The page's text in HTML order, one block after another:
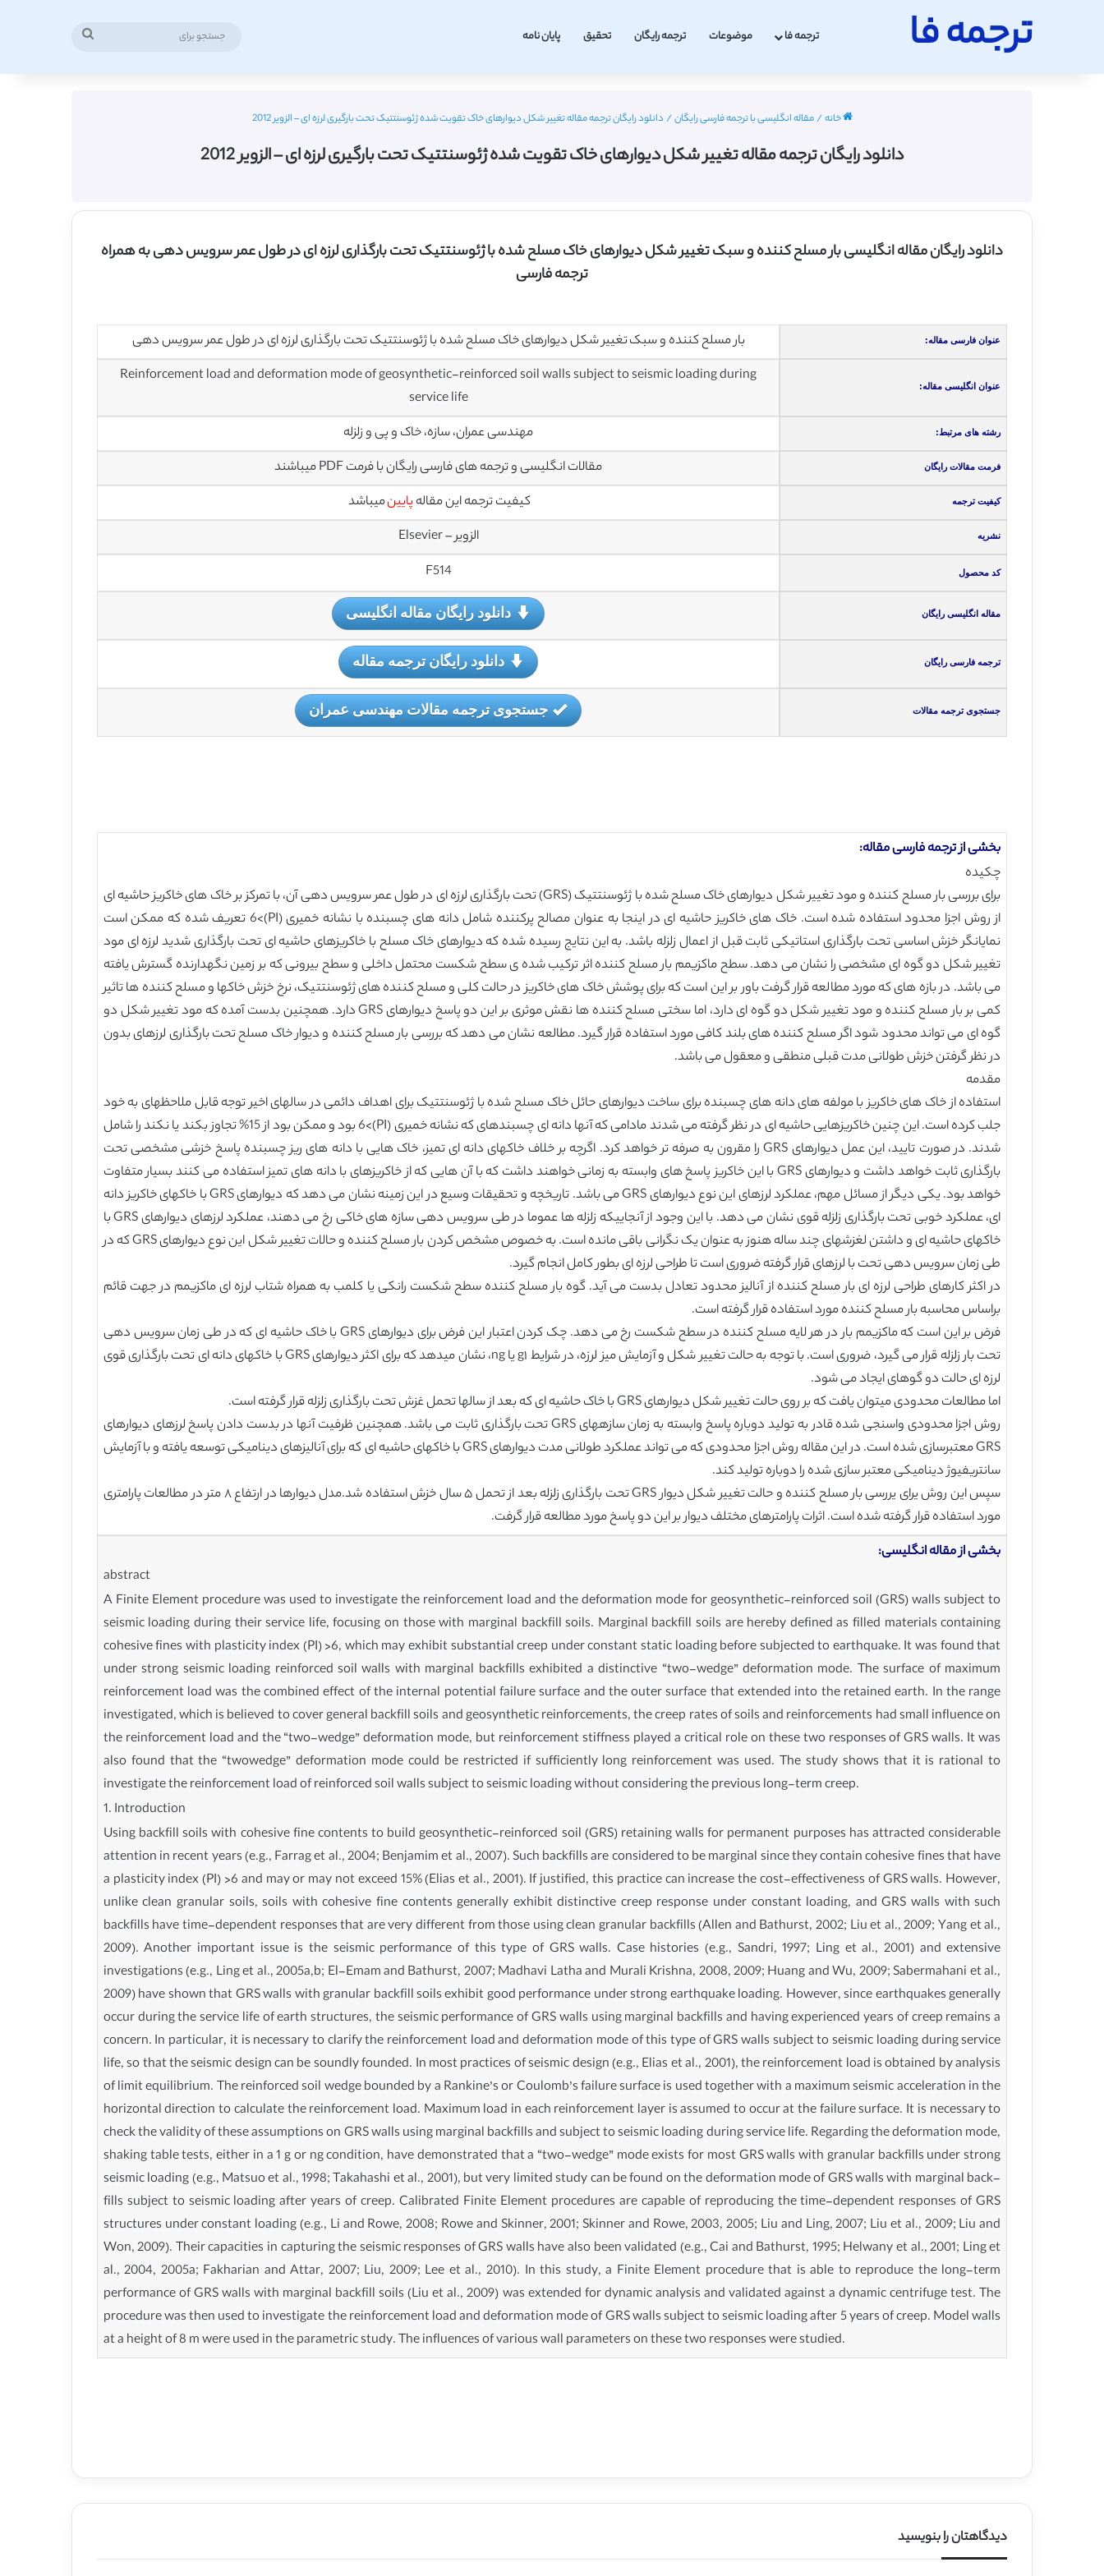
ترجمه فا ترجمه فا موضوعات ترجمه رایگان تحقیق پایان نامه
خانه/مقاله انگلیسی با ترجمه فارسی رایگان/ دانلود رایگان ترجمه مقاله تغییر شکل دیوارهای خاک تقویت شده ژئوسنتتیک تحت بارگیری لرزه ای – الزویر 2012
دانلود رایگان ترجمه مقاله تغییر شکل دیوارهای خاک تقویت شده ژئوسنتتیک تحت بارگیری لرزه ای – الزویر 2012
دانلود رایگان مقاله انگلیسی بار مسلح کننده و سبک تغییر شکل دیوارهای خاک مسلح شده با ژئوسنتتیک تحت بارگذاری لرزه ای در طول عمر سرویس دهی به همراه
ترجمه فارسی
عنوان فارسی مقاله: بار مسلح کننده و سبک تغییر شکل دیوارهای خاک مسلح شده با ژئوسنتتیک تحت بارگذاری لرزه ای در طول عمر سرویس دهی
عنوان انگلیسی مقاله:
Reinforcement load and deformation mode of geosynthetic-reinforced soil walls subject to seismic loading during
service life
رشته های مرتبط: مهندسی عمران، سازه، خاک و پی و زلزله
فرمت مقالات رایگان مقالات انگلیسی و ترجمه های فارسی رایگان با فرمت PDF میباشند
کیفیت ترجمه کیفیت ترجمه این مقالهپایینمیباشد
نشریه الزویر – Elsevier
کد محصول F514
مقاله انگلیسی رایگان دانلود رایگان مقاله انگلیسی
ترجمه فارسی رایگان دانلود رایگان ترجمه مقاله
جستجوی ترجمه مقالات جستجوی ترجمه مقالات مهندسی عمران
بخشی از ترجمه فارسی مقاله:
چکیده
برای بررسی بار مسلح کننده و مود تغییر شکل دیوارهای خاک مسلح شده با ژئوسنتتیک (GRS) تحت بارگذاری لرزه ای در طول عمر سرویس دهی آن، با تمرکز بر خاک های خاکریز حاشیه ای
از روش اجزا محدود استفاده شده است. خاک های خاکریز حاشیه ای در اینجا به عنوان مصالح پرکننده شامل دانه های چسبنده با نشانه خمیری (PI)>6 تعریف شده که ممکن است
نمایانگر خزش اساسی تحت بارگذاری استاتیکی ثابت قبل از اعمال زلزله باشد. به این نتایج رسیده شده که دیوارهای خاک مسلح با خاکریزهای حاشیه ای تحت بارگذاری شدید لرزه ای مود
تغییر شکل دو گوه ای مشخصی را نشان می دهد. سطح ماکزیمم بار مسلح کننده اثر ترکیب شده ی سطح شکست محتمل داخلی و سطح بیرونی که بر زمین نگهدارنده گسترش یافته
می باشد. در بازه های که مورد مطالعه قرار گرفت باور بر این است که برای پوشش خاک های خاکریز در حالت کلی و مسلح کننده های ژئوسنتتیک، نرخ خزش خاکها و مسلح کننده ها تاثیر
کمی بر بار مسلح کننده و مود تغییر شکل دو گوه ای دارد، اما سختی مسلح کننده ها نقش موثری بر این دو پاسخ دیوارهای GRS دارد. همچنین بدست آمده که مود تغییر شکل دو
گوه ای می تواند محدود شود اگر مسلح کننده های بلند کافی مورد استفاده قرار گیرد. مطالعه نشان می دهد که بررسی بار مسلح کننده و دیوار خاک مسلح تحت بارگذاری لرزهای بدون
در نظر گرفتن خزش طولانی مدت قبلی منطقی و معقول می باشد.
مقدمه
استفاده از خاک های خاکریز با مولفه های دانه های چسبنده برای ساخت دیوارهای حائل خاک مسلح شده با ژئوسنتتیک برای اهداف دائمی در سالهای اخیر توجه قابل ملاحظهای به خود
جلب کرده است. این چنین خاکریزهایی حاشیه ای در نظر گرفته می شدند مادامی که آنها دانه ای چسبندهای که نشانه خمیری (PI)>6 بود و ممکن بود از 15% ‌تجاوز بکند یا نکند را شامل
شدند. در صورت تایید، این عمل دیوارهای GRS را مقرون به صرفه تر خواهد کرد. اگرچه بر خلاف خاکهای دانه ای تمیز، خاک هایی با دانه های ریز چسبنده پاسخ خزشی مشخصی تحت
بارگذاری ثابت خواهد داشت و دیوارهای GRS با این خاکریز پاسخ های وابسته به زمانی خواهند داشت که با آن هایی که از خاکریزهای با دانه های تمیز استفاده می کنند بسیار متفاوت
خواهد بود. یکی دیگر از مسائل مهم، عملکرد لرزهای این نوع دیوارهای GRS می باشد. تاریخچه و تحقیقات وسیع در این زمینه نشان می دهد که دیوارهای GRS با خاکهای خاکریز دانه
ای، عملکرد خوبی تحت بارگذاری زلزله قوی نشان می دهد. با این وجود از آنجاییکه زلزله ها عموما در طی سرویس دهی سازه های خاکی رخ می دهند، عملکرد لرزهای دیوارهای GRS با
خاکهای حاشیه ای و داشتن لغزشهای چند ساله هنوز به عنوان یک نگرانی باقی مانده است. به خصوص مشخص کردن بار مسلح کننده و حالات تغییر شکل این نوع دیوارهای GRS که در
طی زمان سرویس دهی تحت با لرزهای قرار گرفته ضروری است تا طراحی لرزه ای بطور کامل انجام گیرد.
در اکثر کارهای طراحی لرزه ای بار مسلح کننده از آنالیز محدود تعادل بدست می آید. گوه بار مسلح کننده سطح شکست رانکی یا کلمب به همراه شتاب لرزه ای ماکزیمم در جهت قائم
براساس محاسبه بار مسلح کننده مورد استفاده قرار گرفته است.
فرض بر این است که ماکزیمم بار در هر لایه مسلح کننده در سطح شکست رخ می دهد. چک کردن اعتبار این فرض برای دیوارهای GRS با خاک حاشیه ای که در طی زمان سرویس دهی
تحت بار زلزله قرار می گیرد، ضروری است. با توجه به حالت تغییر شکل و آزمایش میز لرزه، در شرایط g۱ یا ng، نشان میدهد که برای اکثر دیوارهای GRS با خاکهای دانه ای تحت بارگذاری قوی
لرزه ای حالت دو گوهای ایجاد می شود.
اما مطالعات محدودی میتوان یافت که بر روی حالت تغییر شکل دیوارهای GRS با خاک حاشیه ای که بعد از سالها تحمل غزش تحت بارگذاری زلزله قرار گرفته است.
روش اجزا محدودی واسنجی شده قادر به تولید دوباره پاسخ وابسته به زمان سازههای GRS تحت بارگذاری ثابت می باشد. همچنین ظرفیت آنها در بدست دادن پاسخ لرزهای دیوارهای
GRS معتبرسازی شده است. در این مقاله روش اجزا محدودی که می تواند عملکرد طولانی مدت دیوارهای GRS با خاکهای حاشیه ای که برای آنالیزهای دینامیکی توسعه یافته و با آزمایش
سانتریفیوژ دینامیکی معتبر سازی شده را دوباره تولید کند.
سپس این روش یرای یررسی بار مسلح کننده و حالت تغییر شکل دیوار GRS تحت بارگذاری زلزله بعد از تحمل ۵ سال خزش استفاده شد.مدل دیوارها در ارتفاع ۸ متر در مطالعات پارامتری
مورد استفاده قرار گرفته شده است. اثرات پارامترهای مختلف دیوار بر این دو پاسخ مورد مطالعه قرار گرفت.
بخشی از مقاله انگلیسی:
abstract
A Finite Element procedure was used to investigate the reinforcement load and the deformation mode for geosynthetic-reinforced soil (GRS) walls subject to
seismic loading during their service life, focusing on those with marginal backfill soils. Marginal backfill soils are hereby defined as filled materials containing
cohesive fines with plasticity index (PI) >6, which may exhibit substantial creep under constant static loading before subjected to earthquake. It was found that
under strong seismic loading reinforced soil walls with marginal backfills exhibited a distinctive “two-wedge” deformation mode. The surface of maximum
reinforcement load was the combined effect of the internal potential failure surface and the outer surface that extended into the retained earth. In the range
investigated, which is believed to cover general backfill soils and geosynthetic reinforcements, the creep rates of soils and reinforcements had small influence on
the reinforcement load and the “two-wedge” deformation mode, but reinforcement stiffness played a critical role on these two responses of GRS walls. It was
also found that the “twowedge” deformation mode could be restricted if sufficiently long reinforcement was used. The study shows that it is rational to
investigate the reinforcement load of reinforced soil walls subject to seismic loading without considering the previous long-term creep.
1. Introduction
Using backfill soils with cohesive fine contents to build geosynthetic-reinforced soil (GRS) retaining walls for permanent purposes has attracted considerable
attention in recent years (e.g., Farrag et al., 2004; Benjamim et al., 2007). Such backfills are considered to be marginal since they contain cohesive fines that have
a plasticity index (PI) >6 and may or may not exceed 15% (Elias et al., 2001). If justified, this practice can increase the cost-effectiveness of GRS walls. However,
unlike clean granular soils, soils with cohesive fine contents generally exhibit distinctive creep response under constant loading, and GRS walls with such
backfills have time-dependent responses that are very different from those using clean granular backfills (Allen and Bathurst, 2002; Liu et al., 2009; Yang et al.,
2009). Another important issue is the seismic performance of this type of GRS walls. Case histories (e.g., Sandri, 1997; Ling et al., 2001) and extensive
investigations (e.g., Ling et al., 2005a,b; El-Emam and Bathurst, 2007; Madhavi Latha and Murali Krishna, 2008, 2009; Huang and Wu, 2009; Sabermahani et al.,
2009) have shown that GRS walls with granular backfill soils exhibit good performance under strong earthquake loading. However, since earthquakes generally
occur during the service life of earth structures, the seismic performance of GRS walls using marginal backfills and having experienced years of creep remains a
concern. In particular, it is necessary to clarify the reinforcement load and deformation mode of this type of GRS walls subject to seismic loading during service
life, so that the seismic design can be soundly founded. In most practices of seismic design (e.g., Elias et al., 2001), the reinforcement load is obtained by analysis
of limit equilibrium. The reinforced soil wedge bounded by a Rankine’s or Coulomb’s failure surface is used together with a maximum seismic acceleration in the
horizontal direction to calculate the reinforcement load. Maximum load in each reinforcement layer is assumed to occur at the failure surface. It is necessary to
check the validity of these assumptions on GRS walls using marginal backfills and subject to seismic loading during service life. Regarding the deformation mode,
shaking table tests, either in a 1 g or ng condition, have demonstrated that a “two-wedge” mode exists for most GRS walls with granular backfills under strong
seismic loading (e.g., Matsuo et al., 1998; Takahashi et al., 2001), but very limited study can be found on the deformation mode of GRS walls with marginal back-
fills subject to seismic loading after years of creep. Calibrated Finite Element procedures are capable of reproducing the time-dependent responses of GRS
structures under constant loading (e.g., Li and Rowe, 2008; Rowe and Skinner, 2001; Skinner and Rowe, 2003, 2005; Liu and Ling, 2007; Liu et al., 2009; Liu and
Won, 2009). Their capacities in capturing the seismic responses of GRS walls have also been validated (e.g., Cai and Bathurst, 1995; Helwany et al., 2001; Ling et
al., 2004, 2005a; Fakharian and Attar, 2007; Liu, 2009; Lee et al., 2010). In this study, a Finite Element procedure that is able to reproduce the long-term
performance of GRS walls with marginal backfill soils (Liu et al., 2009) was extended for dynamic analysis and validated against a dynamic centrifuge test. The
procedure was then used to investigate the reinforcement load and deformation mode of GRS walls subject to seismic loading after 5 years of creep. Model walls
at a height of 8 m were used in the parametric study. The influences of various wall parameters on these two responses were studied.
دیدگاهتان را بنویسید